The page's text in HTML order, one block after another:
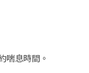
喘息時間。